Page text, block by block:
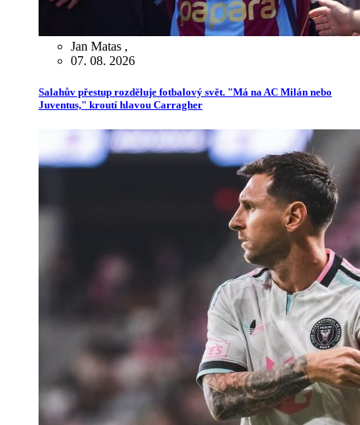
Jan Matas ,
07. 08. 2026
Salahův přestup rozděluje fotbalový svět. "Má na AC Milán nebo
Juventus," kroutí hlavou Carragher